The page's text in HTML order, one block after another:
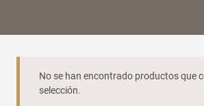
No se han encontrado productos que
selección.